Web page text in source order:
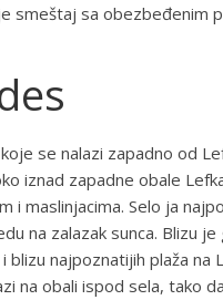
smeštaj sa obezbeđenim
se nalazi zapadno od
iznad zapadne obale
i maslinjacima. Selo ja
na zalazak sunca. Blizu je
blizu najpoznatijih plaža na
na obali ispod sela, tako